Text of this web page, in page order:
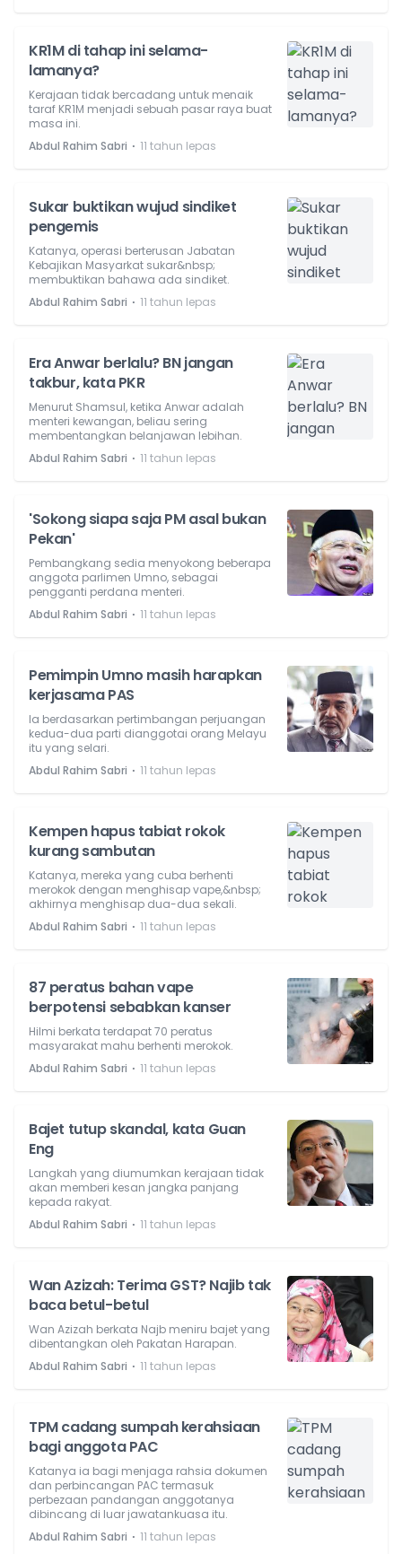
KR1M di tahap ini selama-
lamanya?
Kerajaan tidak bercadang untuk menaik
taraf KR1M menjadi sebuah pasar raya buat
masa ini.
Abdul Rahim Sabri ⋅ 11 tahun lepas
Sukar buktikan wujud sindiket
pengemis
Katanya, operasi berterusan Jabatan
Kebajikan Masyarkat sukar&nbsp;
membuktikan bahawa ada sindiket.
Abdul Rahim Sabri ⋅ 11 tahun lepas
Era Anwar berlalu? BN jangan
takbur, kata PKR
Menurut Shamsul, ketika Anwar adalah
menteri kewangan, beliau sering
membentangkan belanjawan lebihan.
Abdul Rahim Sabri ⋅ 11 tahun lepas
'Sokong siapa saja PM asal bukan
Pekan'
Pembangkang sedia menyokong beberapa
anggota parlimen Umno, sebagai
pengganti perdana menteri.
Abdul Rahim Sabri ⋅ 11 tahun lepas
Pemimpin Umno masih harapkan
kerjasama PAS
Ia berdasarkan pertimbangan perjuangan
kedua-dua parti dianggotai orang Melayu
itu yang selari.
Abdul Rahim Sabri ⋅ 11 tahun lepas
Kempen hapus tabiat rokok
kurang sambutan
Katanya, mereka yang cuba berhenti
merokok dengan menghisap vape,&nbsp;
akhirnya menghisap dua-dua sekali.
Abdul Rahim Sabri ⋅ 11 tahun lepas
87 peratus bahan vape
berpotensi sebabkan kanser
Hilmi berkata terdapat 70 peratus
masyarakat mahu berhenti merokok.
Abdul Rahim Sabri ⋅ 11 tahun lepas
Bajet tutup skandal, kata Guan
Eng
Langkah yang diumumkan kerajaan tidak
akan memberi kesan jangka panjang
kepada rakyat.
Abdul Rahim Sabri ⋅ 11 tahun lepas
Wan Azizah: Terima GST? Najib tak
baca betul-betul
Wan Azizah berkata Najb meniru bajet yang
dibentangkan oleh Pakatan Harapan.
Abdul Rahim Sabri ⋅ 11 tahun lepas
TPM cadang sumpah kerahsiaan
bagi anggota PAC
Katanya ia bagi menjaga rahsia dokumen
dan perbincangan PAC termasuk
perbezaan pandangan anggotanya
dibincang di luar jawatankuasa itu.
Abdul Rahim Sabri ⋅ 11 tahun lepas